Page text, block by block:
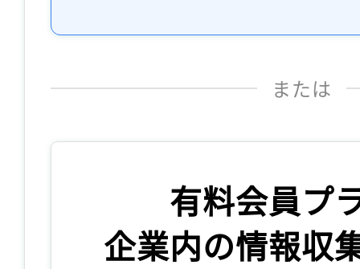
または
有料会員プ
企業内の情報収